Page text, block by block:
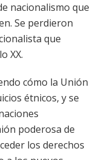
nacionalismo que
Se perdieron
que
XX.
cómo la Unión
étnicos, y se
poderosa de
los derechos